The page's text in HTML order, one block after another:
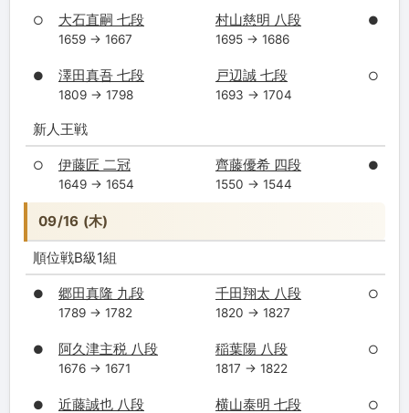
○ 大石直嗣 七段
1659 → 1667
村山慈明 八段
1695 → 1686
●
● 澤田真吾 七段
1809 → 1798
戸辺誠 七段
1693 → 1704
○
新人王戦
○ 伊藤匠 二冠
1649 → 1654
齊藤優希 四段
1550 → 1544
●
09/16 (木)
順位戦B級1組
● 郷田真隆 九段
1789 → 1782
千田翔太 八段
1820 → 1827
○
● 阿久津主税 八段
1676 → 1671
稲葉陽 八段
1817 → 1822
○
● 近藤誠也 八段 横山泰明 七段 ○